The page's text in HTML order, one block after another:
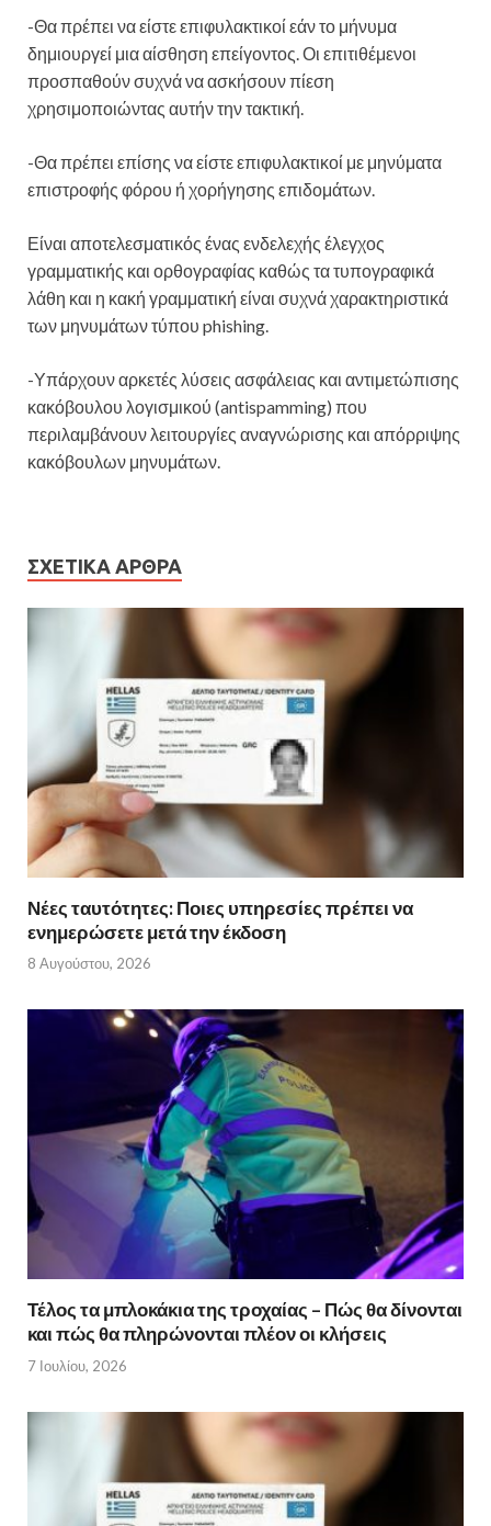
-Θα πρέπει να είστε επιφυλακτικοί εάν το μήνυμα
δημιουργεί μια αίσθηση επείγοντος. Οι επιτιθέμενοι
προσπαθούν συχνά να ασκήσουν πίεση
χρησιμοποιώντας αυτήν την τακτική.
-Θα πρέπει επίσης να είστε επιφυλακτικοί με μηνύματα
επιστροφής φόρου ή χορήγησης επιδομάτων.
Είναι αποτελεσματικός ένας ενδελεχής έλεγχος
γραμματικής και ορθογραφίας καθώς τα τυπογραφικά
λάθη και η κακή γραμματική είναι συχνά χαρακτηριστικά
των μηνυμάτων τύπου phishing.
-Υπάρχουν αρκετές λύσεις ασφάλειας και αντιμετώπισης
κακόβουλου λογισμικού (antispamming) που
περιλαμβάνουν λειτουργίες αναγνώρισης και απόρριψης
κακόβουλων μηνυμάτων.
ΣΧΕΤΙΚΆ ΆΡΘΡΑ
Νέες ταυτότητες: Ποιες υπηρεσίες πρέπει να
ενημερώσετε μετά την έκδοση
8 Αυγούστου, 2026
Τέλος τα μπλοκάκια της τροχαίας – Πώς θα δίνονται
και πώς θα πληρώνονται πλέον οι κλήσεις
7 Ιουλίου, 2026